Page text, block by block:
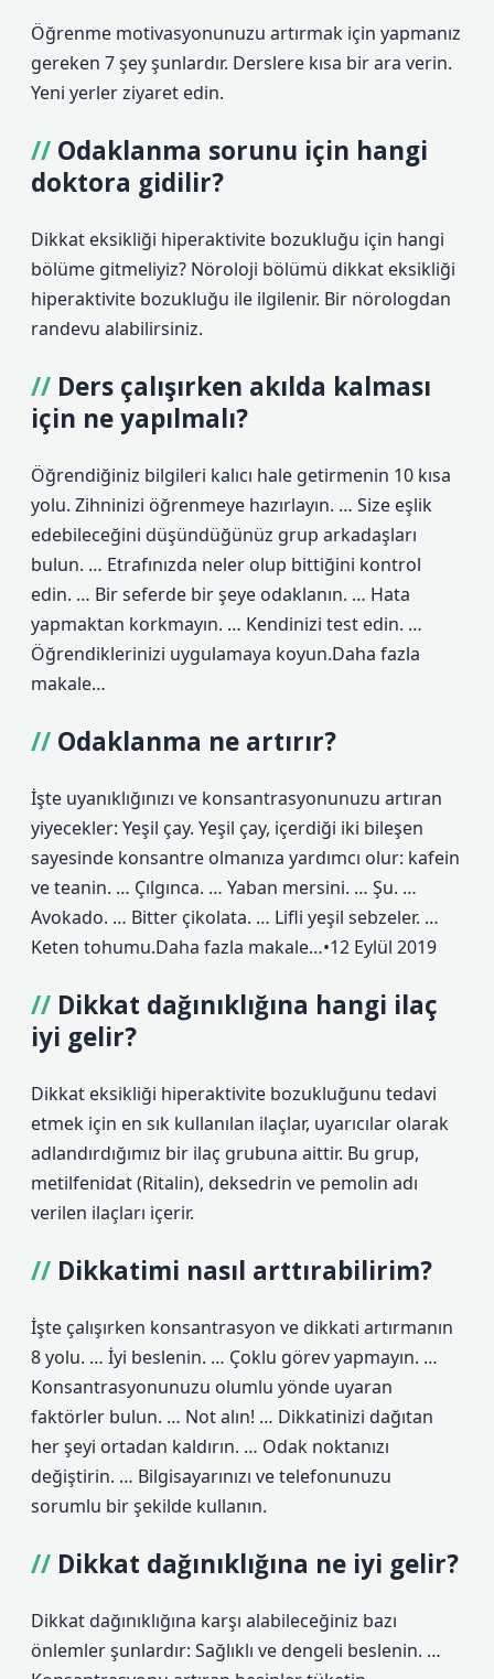
Öğrenme motivasyonunuzu artırmak için yapmanız
gereken 7 şey şunlardır. Derslere kısa bir ara verin.
Yeni yerler ziyaret edin.
Odaklanma sorunu için hangi
doktora gidilir?
Dikkat eksikliği hiperaktivite bozukluğu için hangi
bölüme gitmeliyiz? Nöroloji bölümü dikkat eksikliği
hiperaktivite bozukluğu ile ilgilenir. Bir nörologdan
randevu alabilirsiniz.
Ders çalışırken akılda kalması
için ne yapılmalı?
Öğrendiğiniz bilgileri kalıcı hale getirmenin 10 kısa
yolu. Zihninizi öğrenmeye hazırlayın. … Size eşlik
edebileceğini düşündüğünüz grup arkadaşları
bulun. … Etrafınızda neler olup bittiğini kontrol
edin. … Bir seferde bir şeye odaklanın. … Hata
yapmaktan korkmayın. … Kendinizi test edin. …
Öğrendiklerinizi uygulamaya koyun.Daha fazla
makale…
Odaklanma ne artırır?
İşte uyanıklığınızı ve konsantrasyonunuzu artıran
yiyecekler: Yeşil çay. Yeşil çay, içerdiği iki bileşen
sayesinde konsantre olmanıza yardımcı olur: kafein
ve teanin. … Çılgınca. … Yaban mersini. … Şu. …
Avokado. … Bitter çikolata. … Lifli yeşil sebzeler. …
Keten tohumu.Daha fazla makale…•12 Eylül 2019
Dikkat dağınıklığına hangi ilaç
iyi gelir?
Dikkat eksikliği hiperaktivite bozukluğunu tedavi
etmek için en sık kullanılan ilaçlar, uyarıcılar olarak
adlandırdığımız bir ilaç grubuna aittir. Bu grup,
metilfenidat (Ritalin), deksedrin ve pemolin adı
verilen ilaçları içerir.
Dikkatimi nasıl arttırabilirim?
İşte çalışırken konsantrasyon ve dikkati artırmanın
8 yolu. … İyi beslenin. … Çoklu görev yapmayın. …
Konsantrasyonunuzu olumlu yönde uyaran
faktörler bulun. … Not alın! … Dikkatinizi dağıtan
her şeyi ortadan kaldırın. … Odak noktanızı
değiştirin. … Bilgisayarınızı ve telefonunuzu
sorumlu bir şekilde kullanın.
Dikkat dağınıklığına ne iyi gelir?
Dikkat dağınıklığına karşı alabileceğiniz bazı
önlemler şunlardır: Sağlıklı ve dengeli beslenin. …